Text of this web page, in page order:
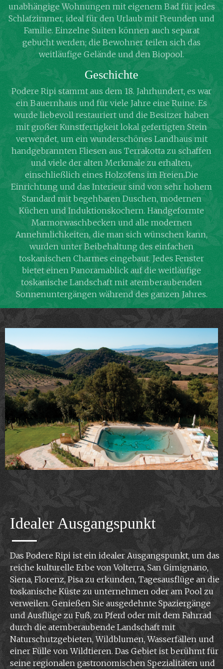
unabhängige Wohnungen mit eigenem Bad für jedes
Schlafzimmer, ideal für den Urlaub mit Freunden und
Familie. Einzelne Suiten können auch separat
gebucht werden; die Bewohner teilen sich das
weitläufige Gelände und den Biopool.
Geschichte
Podere Ripi stammt aus dem 18. Jahrhundert, es war
ein Bauernhaus und für viele Jahre eine Ruine. Es
wurde liebevoll restauriert und die Besitzer haben
mit großer Kunstfertigkeit lokal gefertigten Stein
verwendet, um ein wunderschönes Landhaus mit
handgebrannten Fliesen aus Terrakotta zu schaffen
und viele der alten Merkmale zu erhalten,
einschließlich eines Holzofens im Freien.Die
Einrichtung und das Interieur sind von sehr hohem
Standard mit begehbaren Duschen, modernen
Küchen und Induktionskochern. Handgeformte
Marmorwaschbecken und alle modernen
Annehmlichkeiten, die man sich wünschen kann,
wurden unter Beibehaltung des einfachen
toskanischen Charmes eingebaut. Jedes Fenster
bietet einen Panoramablick auf die weitläufige
toskanische Landschaft mit atemberaubenden
Sonnenuntergängen während des ganzen Jahres.
Idealer Ausgangspunkt
Das Podere Ripi ist ein idealer Ausgangspunkt, um das
reiche kulturelle Erbe von Volterra, San Gimignano,
Siena, Florenz, Pisa zu erkunden, Tagesausflüge an die
toskanische Küste zu unternehmen oder am Pool zu
verweilen. Genießen Sie ausgedehnte Spaziergänge
und Ausflüge zu Fuß, zu Pferd oder mit dem Fahrrad
durch die atemberaubende Landschaft mit
Naturschutzgebieten, Wildblumen, Wasserfällen und
einer Fülle von Wildtieren. Das Gebiet ist berühmt für
seine regionalen gastronomischen Spezialitäten und